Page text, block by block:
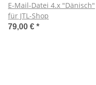
E-Mail-Datei 4.x "Dänisch"
für JTL-Shop
79,00 € *